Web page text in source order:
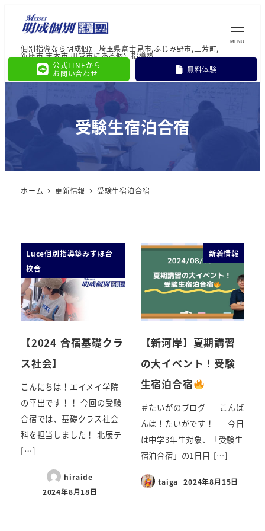
個別指導なら明成個別 埼玉県富士見市,ふじみ野市,三芳町,
新座市,志木市,川越市にある個別指導塾
公式LINEから
お問い合わせ
無料体験
MENU
受験生宿泊合宿
ホーム 更新情報 受験生宿泊合宿
Luce個別指導塾みずほ台
校舎
【2024 合宿基礎クラ
ス社会】
こんにちは！エイメイ学院
の平出です！！ 今回の受験
合宿では、基礎クラス社会
科を担当しました！ 北辰テ
[…]
hiraide
2024年8月18日
新着情報
【新河岸】夏期講習
の大イベント！受験
生宿泊合宿
＃たいがのブログ こんば
んは！たいがです！ 今日
は中学3年生対象、「受験生
宿泊合宿」の1日目 […]
taiga 2024年8月15日